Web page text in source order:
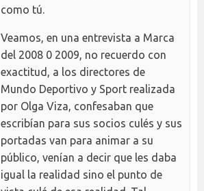
como tú.
Veamos, en una entrevista a Marca
del 2008 0 2009, no recuerdo con
exactitud, a los directores de
Mundo Deportivo y Sport realizada
por Olga Viza, confesaban que
escribían para sus socios culés y sus
portadas van para animar a su
público, venían a decir que les daba
igual la realidad sino el punto de